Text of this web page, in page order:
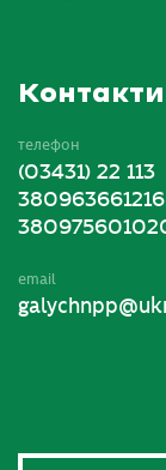
Контакти
телефон
(03431) 22 113
email